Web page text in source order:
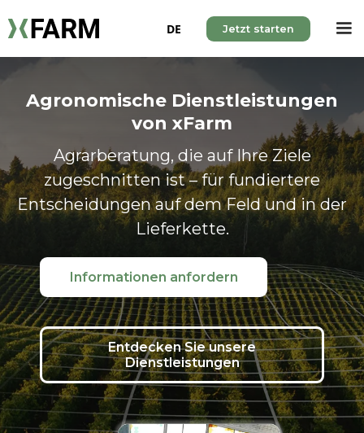
DE Jetzt starten
Agronomische Dienstleistungen
von xFarm
Agrarberatung, die auf Ihre Ziele
zugeschnitten ist – für fundiertere
Entscheidungen auf dem Feld und in der
Lieferkette.
Informationen anfordern
Entdecken Sie unsere
Dienstleistungen